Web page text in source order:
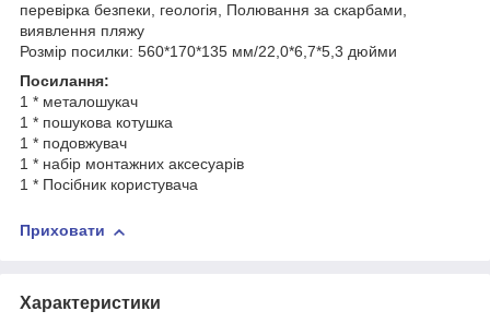
перевірка безпеки, геологія, Полювання за скарбами,
виявлення пляжу
Розмір посилки: 560*170*135 мм/22,0*6,7*5,3 дюйми
Посилання:
1 * металошукач
1 * пошукова котушка
1 * подовжувач
1 * набір монтажних аксесуарів
1 * Посібник користувача
Приховати
Характеристики